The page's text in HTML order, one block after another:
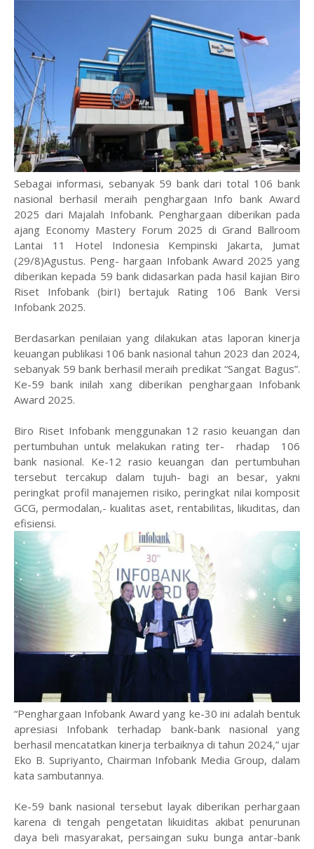
Sebagai informasi, sebanyak 59 bank dari total 106 bank
nasional berhasil meraih penghargaan Info bank Award
2025 dari Majalah Infobank. Penghargaan diberikan pada
ajang Economy Mastery Forum 2025 di Grand Ballroom
Lantai 11 Hotel Indonesia Kempinski Jakarta, Jumat
(29/8)Agustus. Peng- hargaan Infobank Award 2025 yang
diberikan kepada 59 bank didasarkan pada hasil kajian Biro
Riset Infobank (birI) bertajuk Rating 106 Bank Versi
Infobank 2025.
Berdasarkan penilaian yang dilakukan atas laporan kinerja
keuangan publikasi 106 bank nasional tahun 2023 dan 2024,
sebanyak 59 bank berhasil meraih predikat “Sangat Bagus”.
Ke-59 bank inilah xang diberikan penghargaan Infobank
Award 2025.
Biro Riset Infobank menggunakan 12 rasio keuangan dan
pertumbuhan untuk melakukan rating ter- rhadap 106
bank nasional. Ke-12 rasio keuangan dan pertumbuhan
tersebut tercakup dalam tujuh- bagi an besar, yakni
peringkat profil manajemen risiko, peringkat nilai komposit
GCG, permodalan,- kualitas aset, rentabilitas, likuditas, dan
efisiensi.
“Penghargaan Infobank Award yang ke-30 ini adalah bentuk
apresiasi Infobank terhadap bank-bank nasional yang
berhasil mencatatkan kinerja terbaiknya di tahun 2024,” ujar
Eko B. Supriyanto, Chairman Infobank Media Group, dalam
kata sambutannya.
Ke-59 bank nasional tersebut layak diberikan perhargaan
karena di tengah pengetatan likuiditas akibat penurunan
daya beli masyarakat, persaingan suku bunga antar-bank